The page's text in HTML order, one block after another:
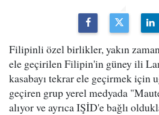
Filipinli özel birlikler, yakın
ele geçirilen Filipin'in güney ili
kasabayı tekrar ele geçirmek için
geçiren grup yerel medyada
alıyor ve ayrıca IŞİD'e bağlı